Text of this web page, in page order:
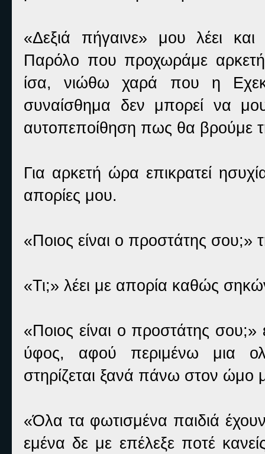
«Δεξιά πήγαινε» μου λέει
Παρόλο που προχωράμε
ίσα, νιώθω χαρά που η
συναίσθημα δεν μπορεί να
αυτοπεποίθηση πως θα βρούμε
Για αρκετή ώρα επικρατεί
απορίες μου.
«Ποιος είναι ο προστάτης
«Τι;» λέει με απορία καθώς
«Ποιος είναι ο προστάτης
ύφος, αφού περιμένω μια
στηρίζεται ξανά πάνω στον ώμο
«Όλα τα φωτισμένα παιδιά
εμένα δε με επέλεξε ποτέ